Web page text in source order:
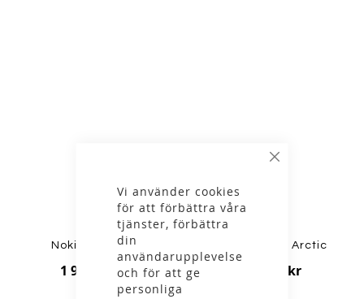
Vi använder cookies
för att förbättra våra
tjänster, förbättra
din
användarupplevelse
och för att ge
personliga
Nokian - Tuura
1 999,00 kr
Tretorn - Aim Arctic
1 799,00 kr